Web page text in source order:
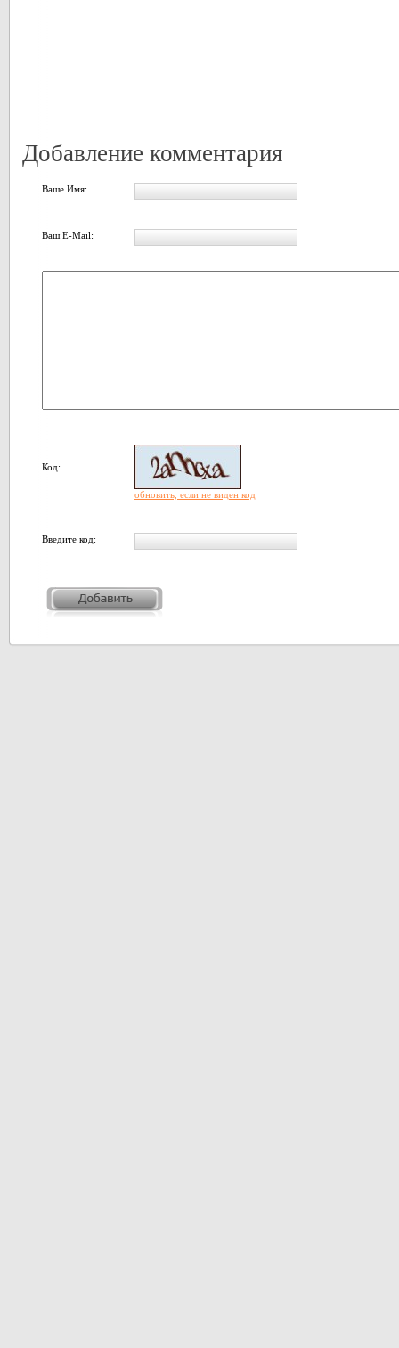
Добавление комментария
Ваше Имя:
Ваш E-Mail:
Код:
обновить, если не виден код
Введите код: